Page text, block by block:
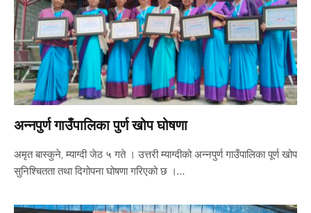
अन्नपुर्ण गाउँपालिका पुर्ण खोप घोषणा
अमृत बास्कुने, म्याग्दी जेठ ५ गते । उत्तरी म्याग्दीको अन्नपुर्ण गाउँपालिका पूर्ण खोप
सुनिश्चितता तथा दिगोपना घोषणा गरिएको छ ।…